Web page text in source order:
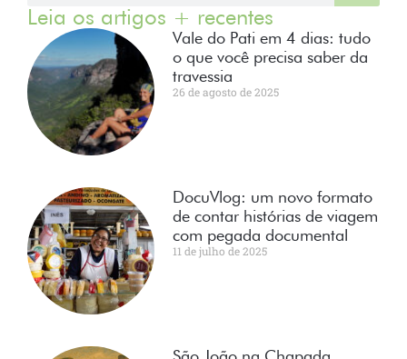
Leia os artigos + recentes
Vale do Pati em 4 dias: tudo
o que você precisa saber da
travessia
26 de agosto de 2025
DocuVlog: um novo formato
de contar histórias de viagem
com pegada documental
11 de julho de 2025